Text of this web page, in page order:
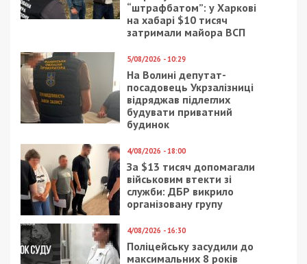
СУСПІЛЬСТВО
15/06/2018 - 14:20
В Днепре предлагают
“крышу” ночным
торговцам алкоголем
26/01/2024 - 13:30
У Чернігівській області
чиновники намагалися
містяни зібрали на
авто для ЗСУ